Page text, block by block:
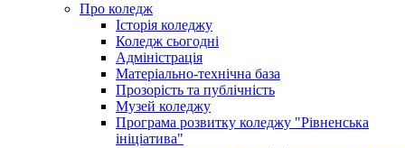
Про коледж
Історія коледжу
Коледж сьогодні
Адміністрація
Матеріально-технічна база
Прозорість та публічність
Музей коледжу
Програма розвитку коледжу "Рівненська
ініціатива"